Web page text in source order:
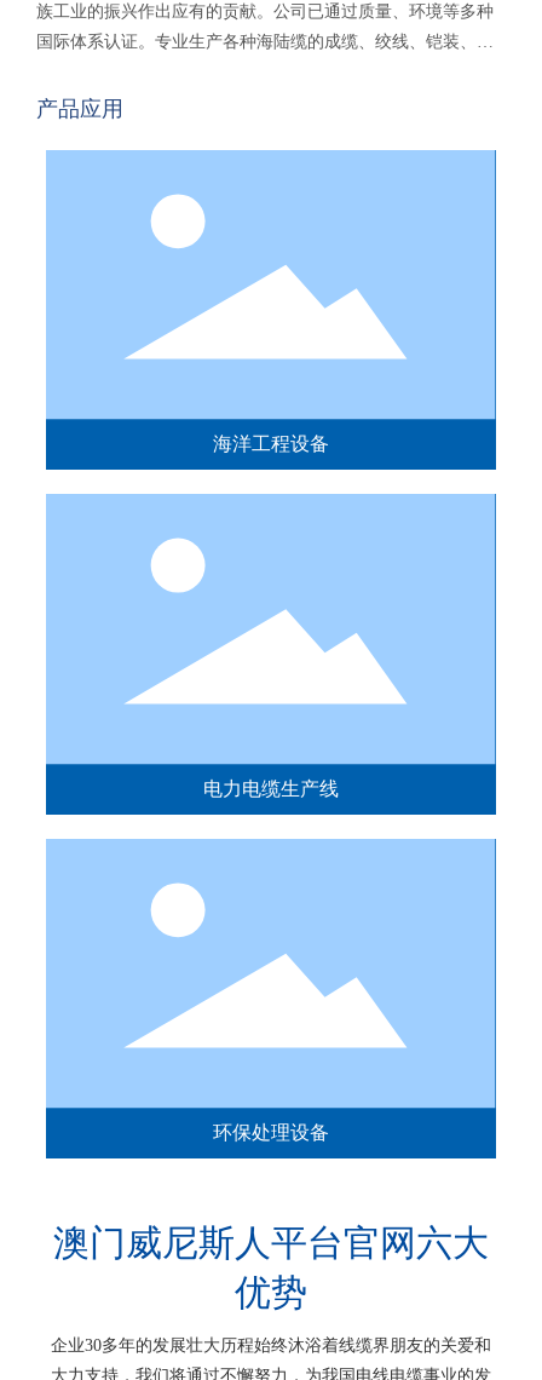
族工业的振兴作出应有的贡献。公司已通过质量、环境等多种
国际体系认证。专业生产各种海陆缆的成缆、绞线、铠装、绕
二十多个省、市、自治区，海外二十多个国家及地区，受到国
产品应用
海洋工程设备
电力电缆生产线
环保处理设备
澳门威尼斯人平台官网六大
优势
企业30多年的发展壮大历程始终沐浴着线缆界朋友的关爱和
大力支持，我们将通过不懈努力，为我国电线电缆事业的发